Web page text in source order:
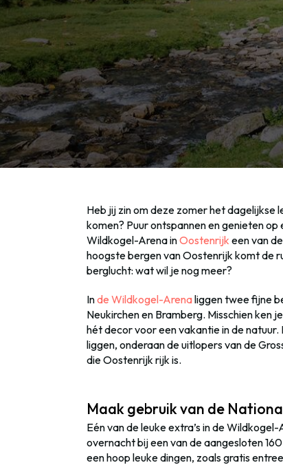
Heb jij zin om deze zomer het dagelijkse
komen? Puur ontspannen en genieten
Wildkogel-Arena inOostenrijk een van
hoogste bergen van Oostenrijk komt de
berglucht: wat wil je nog meer?
Inde Wildkogel-Arenaliggen twee fijne
Neukirchen en Bramberg. Misschien ken
hét decor voor een vakantie in de
liggen, onderaan de uitlopers van de
die Oostenrijk rijk is.
Maak gebruik van de
Eén van de leuke extra’s in de
overnacht bij een van de aangesloten
een hoop leuke dingen, zoals gratis